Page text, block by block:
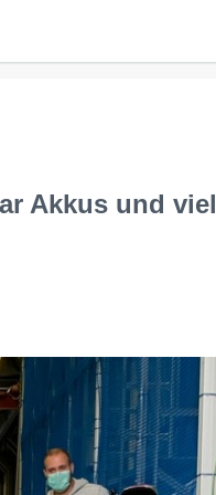
Akkus und viel